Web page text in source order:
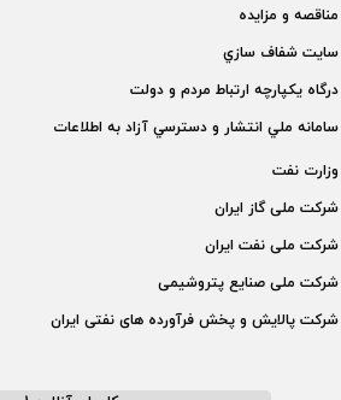
مناقصه و مزايده
سايت شفاف سازي
درگاه يكپارچه ارتباط مردم و دولت
سامانه ملي انتشار و دسترسي آزاد به اطلاعات
وزارت نفت
شركت ملی گاز ايران
شركت ملی نفت ايران
شركت ملی صنايع پتروشيمی
شركت پالايش و پخش فرآورده های نفتی ايران